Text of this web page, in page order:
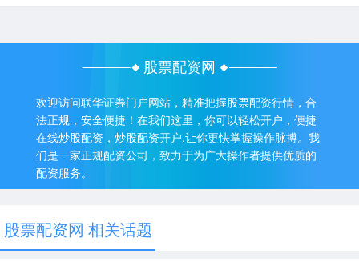
股票配资网
欢迎访问联华证券门户网站，精准把握股票配资行情，合
法正规，安全便捷！在我们这里，你可以轻松开户，便捷
在线炒股配资，炒股配资开户,让你更快掌握操作脉搏。我
们是一家正规配资公司，致力于为广大操作者提供优质的
配资服务。
股票配资网 相关话题